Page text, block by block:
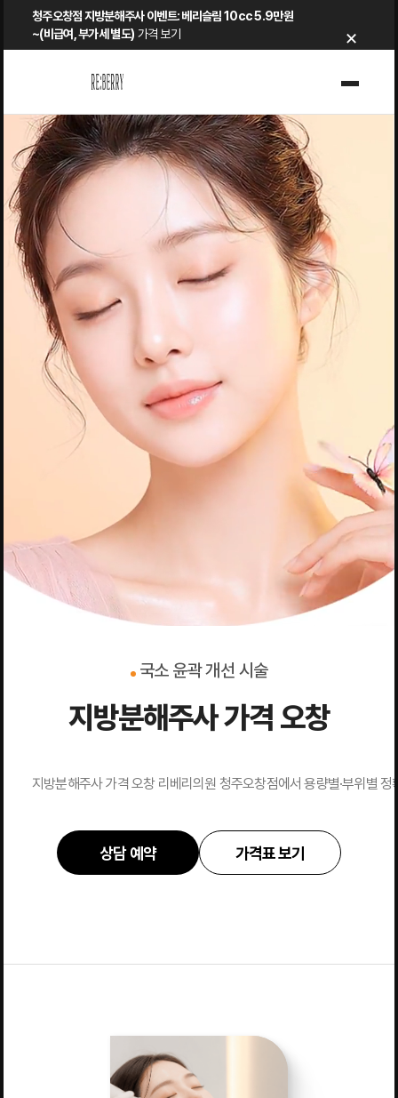
청주오창점 지방분해주사 이벤트: 베리슬림 10cc 5.9만원
~(비급여, 부가세 별도) 가격 보기 ×
국소 윤곽 개선 시술
지방분해주사 가격 오창
지방분해주사 가격 오창 리베리의원 청주오창점에서 용량별·부위별
상담 예약 가격표 보기